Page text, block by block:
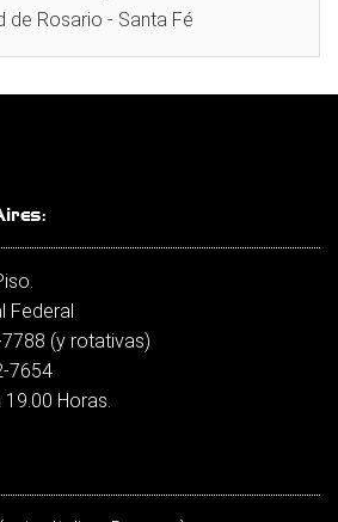
de Rosario - Santa Fé
Federal
(y rotativas)
7654
Horas.